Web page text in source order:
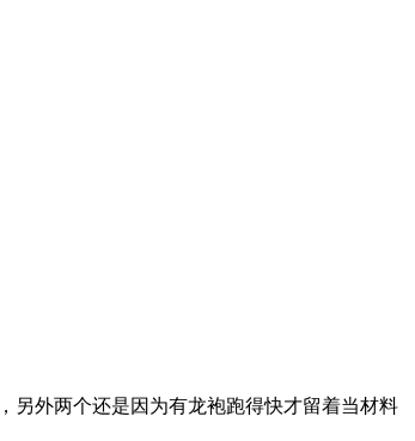
另外两个还是因为有龙袍跑得快才留着当材料